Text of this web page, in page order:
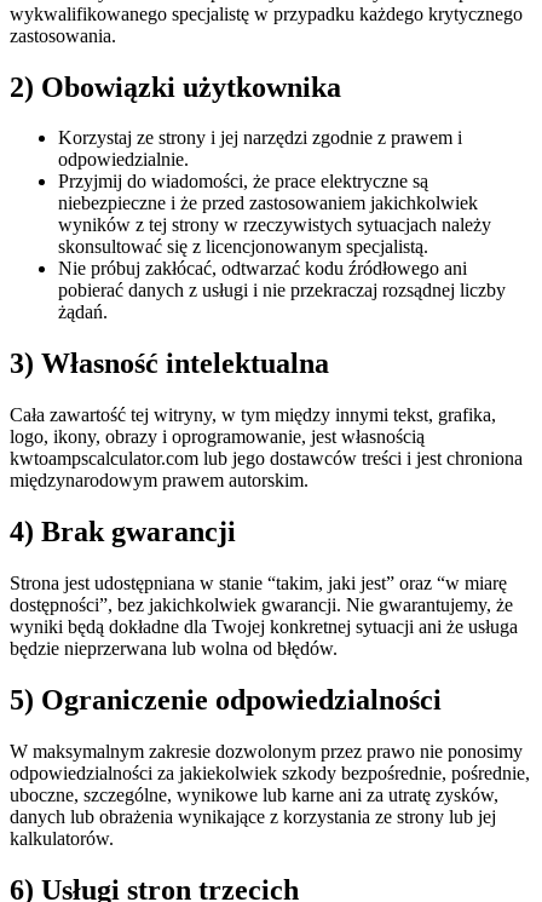
wykwalifikowanego specjalistę w przypadku każdego krytycznego
zastosowania.
2) Obowiązki użytkownika
Korzystaj ze strony i jej narzędzi zgodnie z prawem i
odpowiedzialnie.
Przyjmij do wiadomości, że prace elektryczne są
niebezpieczne i że przed zastosowaniem jakichkolwiek
wyników z tej strony w rzeczywistych sytuacjach należy
skonsultować się z licencjonowanym specjalistą.
Nie próbuj zakłócać, odtwarzać kodu źródłowego ani
pobierać danych z usługi i nie przekraczaj rozsądnej liczby
żądań.
3) Własność intelektualna
Cała zawartość tej witryny, w tym między innymi tekst, grafika,
logo, ikony, obrazy i oprogramowanie, jest własnością
kwtoampscalculator.com lub jego dostawców treści i jest chroniona
międzynarodowym prawem autorskim.
4) Brak gwarancji
Strona jest udostępniana w stanie “takim, jaki jest” oraz “w miarę
dostępności”, bez jakichkolwiek gwarancji. Nie gwarantujemy, że
wyniki będą dokładne dla Twojej konkretnej sytuacji ani że usługa
będzie nieprzerwana lub wolna od błędów.
5) Ograniczenie odpowiedzialności
W maksymalnym zakresie dozwolonym przez prawo nie ponosimy
odpowiedzialności za jakiekolwiek szkody bezpośrednie, pośrednie,
uboczne, szczególne, wynikowe lub karne ani za utratę zysków,
danych lub obrażenia wynikające z korzystania ze strony lub jej
kalkulatorów.
6) Usługi stron trzecich